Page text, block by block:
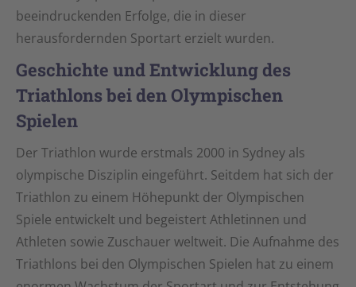
beeindruckenden Erfolge, die in dieser
herausfordernden Sportart erzielt wurden.
Geschichte und Entwicklung des
Triathlons bei den Olympischen
Spielen
Der Triathlon wurde erstmals 2000 in Sydney als
olympische Disziplin eingeführt. Seitdem hat sich der
Triathlon zu einem Höhepunkt der Olympischen
Spiele entwickelt und begeistert Athletinnen und
Athleten sowie Zuschauer weltweit. Die Aufnahme des
Triathlons bei den Olympischen Spielen hat zu einem